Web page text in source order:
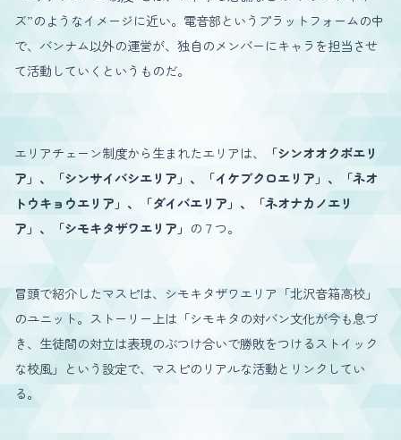
ズ”のようなイメージに近い。電音部というプラットフォームの中
で、バンナム以外の運営が、独自のメンバーにキャラを担当させ
て活動していくというものだ。
エリアチェーン制度から生まれたエリアは、
「シンオオクボエリ
ア」、「シンサイバシエリア」、「イケブクロエリア」、「ネオ
トウキョウエリア」、「ダイバエリア」、「ネオナカノエリ
ア」、「シモキタザワエリア」 の７つ。
冒頭で紹介したマスピは、シモキタザワエリア「北沢音箱高校」
のユニット。ストーリー上は「シモキタの対バン文化が今も息づ
き、生徒間の対立は表現のぶつけ合いで勝敗をつけるストイック
な校風」という設定で、マスピのリアルな活動とリンクしてい
る。